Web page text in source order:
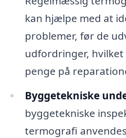
kan hjælpe med at
problemer, før de
udfordringer,
penge på
Byggetekniske
byggetekniske
termografi